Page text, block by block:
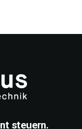
steuern.